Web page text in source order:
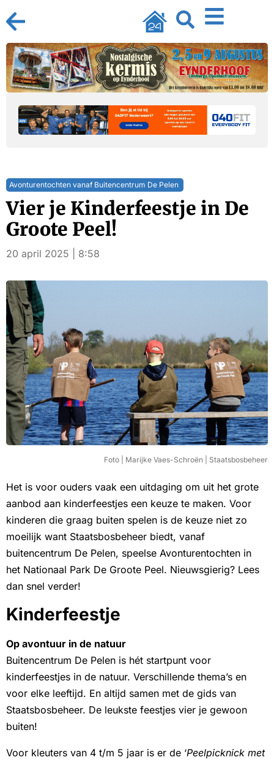
Avonturentochten vanaf Buitencentrum De Pelen
Vier je Kinderfeestje in De
Groote Peel!
20 april 2025 | 8:58
Foto | Marijke Vaes-Schroën | Staatsbosbeheer
Het is voor ouders vaak een uitdaging om uit het grote
aanbod aan kinderfeestjes een keuze te maken. Voor
kinderen die graag buiten spelen is de keuze niet zo
moeilijk want Staatsbosbeheer biedt, vanaf
buitencentrum De Pelen, speelse Avonturentochten in
het Nationaal Park De Groote Peel. Nieuwsgierig? Lees
dan snel verder!
Kinderfeestje
Op avontuur in de natuur
Buitencentrum De Pelen is hét startpunt voor
kinderfeestjes in de natuur. Verschillende thema’s en
voor elke leeftijd. En altijd samen met de gids van
Staatsbosbeheer. De leukste feestjes vier je gewoon
buiten!
Voor kleuters van 4 t/m 5 jaar is er de ‘Peelpicknick met